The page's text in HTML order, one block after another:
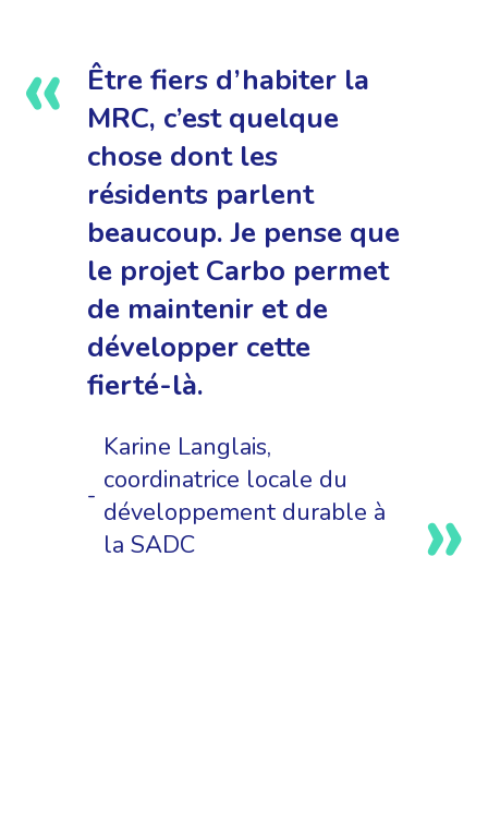
Être fiers d’habiter la
MRC, c’est quelque
chose dont les
résidents parlent
beaucoup. Je pense que
le projet Carbo permet
de maintenir et de
développer cette
fierté-là.
Karine Langlais,
coordinatrice locale du
développement durable à
la SADC